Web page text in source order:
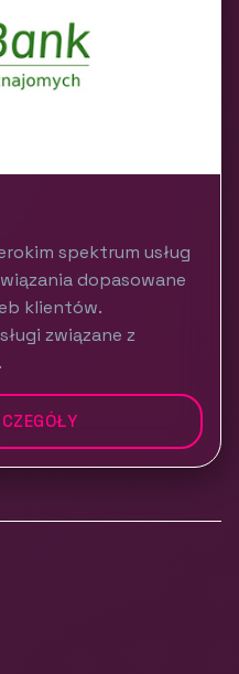
spektrum usług
dopasowane
klientów.
związane z